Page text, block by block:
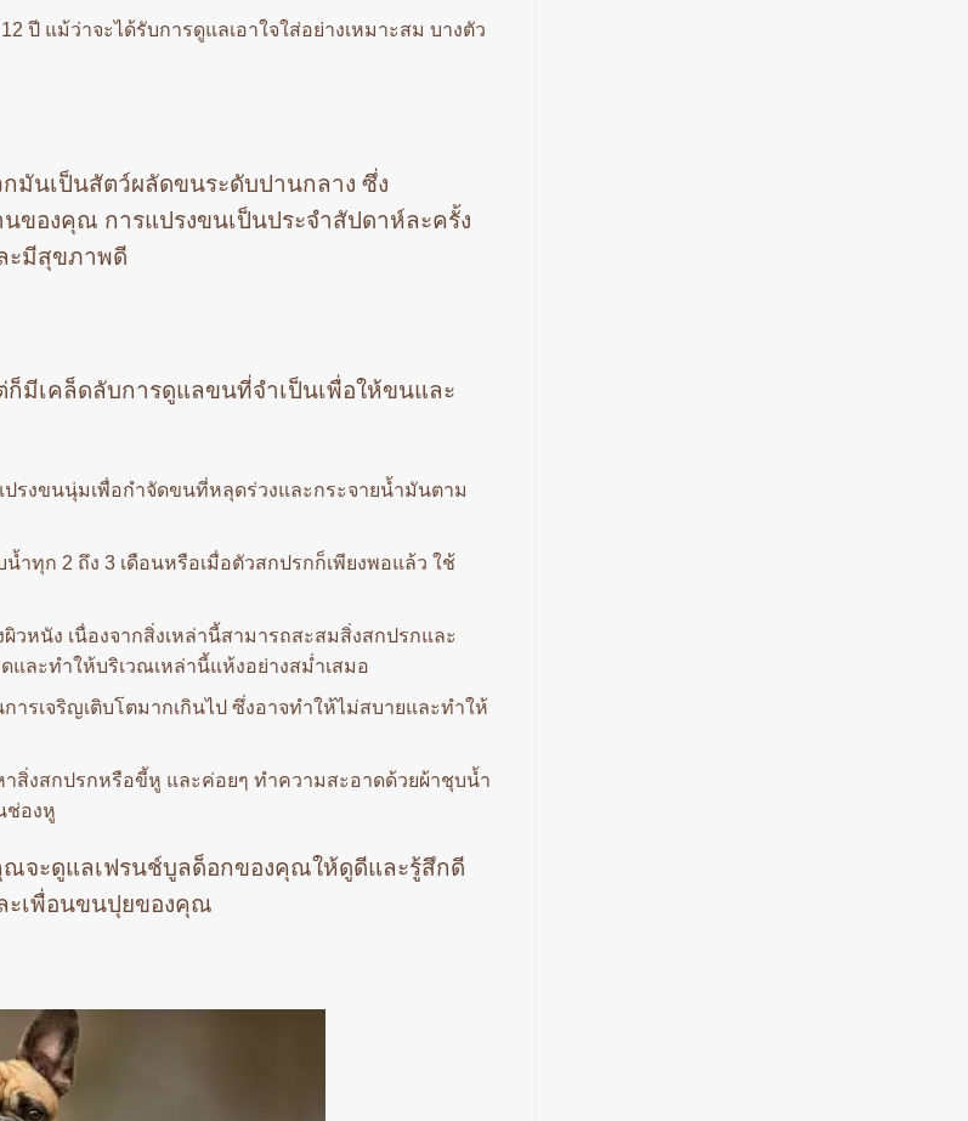
แม้ว่าจะได้รับการดูแลเอาใจใส่อย่างเหมาะสม บางตัว
มันเป็นสัตว์ผลัดขนระดับปานกลาง ซึ่ง
องคุณ การแปรงขนเป็นประจำสัปดาห์ละครั้ง
ะมีสุขภาพดี
มีเคล็ดลับการดูแลขนที่จำเป็นเพื่อให้ขนและ
รงขนนุ่มเพื่อกำจัดขนที่หลุดร่วงและกระจายน้ำมันตาม
ทุก 2 ถึง 3 เดือนหรือเมื่อตัวสกปรกก็เพียงพอแล้ว ใช้
หนัง เนื่องจากสิ่งเหล่านี้สามารถสะสมสิ่งสกปรกและ
ละทำให้บริเวณเหล่านี้แห้งอย่างสม่ำเสมอ
ารเจริญเติบโตมากเกินไป ซึ่งอาจทำให้ไม่สบายและทำให้
สิ่งสกปรกหรือขี้หู และค่อยๆ ทำความสะอาดด้วยผ้าชุบน้ำ
ช่องหู
จะดูแลเฟรนช์บูลด็อกของคุณให้ดูดีและรู้สึกดี
ะเพื่อนขนปุยของคุณ